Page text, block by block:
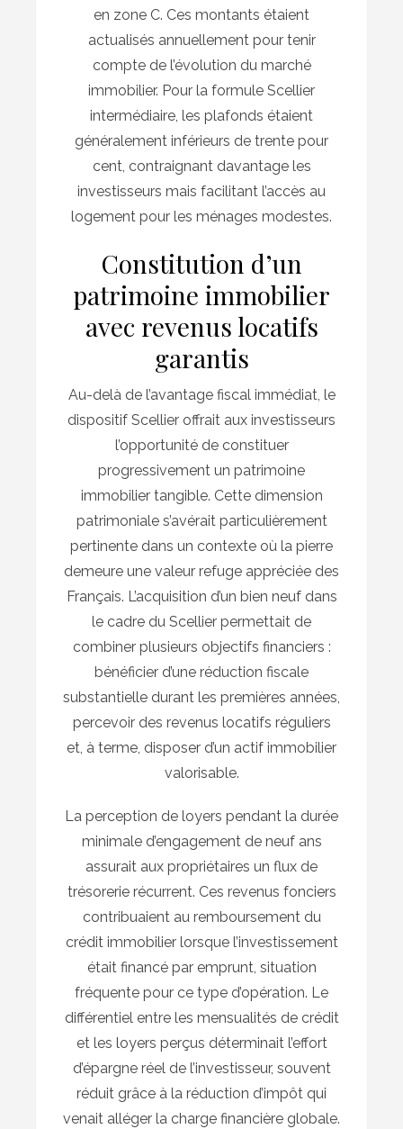
en zone C. Ces montants étaient
actualisés annuellement pour tenir
compte de l’évolution du marché
immobilier. Pour la formule Scellier
intermédiaire, les plafonds étaient
généralement inférieurs de trente pour
cent, contraignant davantage les
investisseurs mais facilitant l’accès au
logement pour les ménages modestes.
Constitution d’un
patrimoine immobilier
avec revenus locatifs
garantis
Au-delà de l’avantage fiscal immédiat, le
dispositif Scellier offrait aux investisseurs
l’opportunité de constituer
progressivement un patrimoine
immobilier tangible. Cette dimension
patrimoniale s’avérait particulièrement
pertinente dans un contexte où la pierre
demeure une valeur refuge appréciée des
Français. L’acquisition d’un bien neuf dans
le cadre du Scellier permettait de
combiner plusieurs objectifs financiers :
bénéficier d’une réduction fiscale
substantielle durant les premières années,
percevoir des revenus locatifs réguliers
et, à terme, disposer d’un actif immobilier
valorisable.
La perception de loyers pendant la durée
minimale d’engagement de neuf ans
assurait aux propriétaires un flux de
trésorerie récurrent. Ces revenus fonciers
contribuaient au remboursement du
crédit immobilier lorsque l’investissement
était financé par emprunt, situation
fréquente pour ce type d’opération. Le
différentiel entre les mensualités de crédit
et les loyers perçus déterminait l’effort
d’épargne réel de l’investisseur, souvent
réduit grâce à la réduction d’impôt qui
venait alléger la charge financière globale.